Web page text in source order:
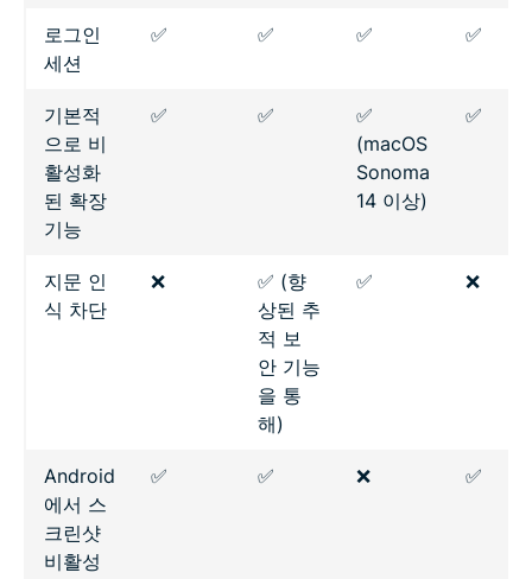
로그인
세션
✅ ✅ ✅ ✅
기본적
으로 비
활성화
된 확장
기능
✅ ✅
✅
(macOS
Sonoma
14 이상)
✅
지문 인
식 차단
❌
✅ (향
상된 추
적 보
안 기능
을 통
해)
✅ ❌
Android
에서 스
크린샷
비활성
✅ ✅ ❌ ✅